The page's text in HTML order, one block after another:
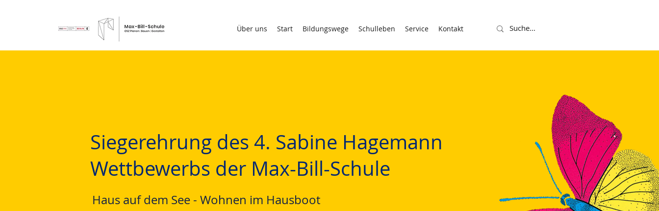
Über uns Start Bildungswege Schulleben Service Kontakt
Siegerehrung des 4. Sabine Hagemann
Wettbewerbs der Max-Bill-Schule
Haus auf dem See - Wohnen im Hausboot